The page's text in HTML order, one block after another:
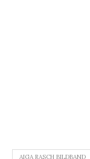
AIGA RASCH BILDBAND